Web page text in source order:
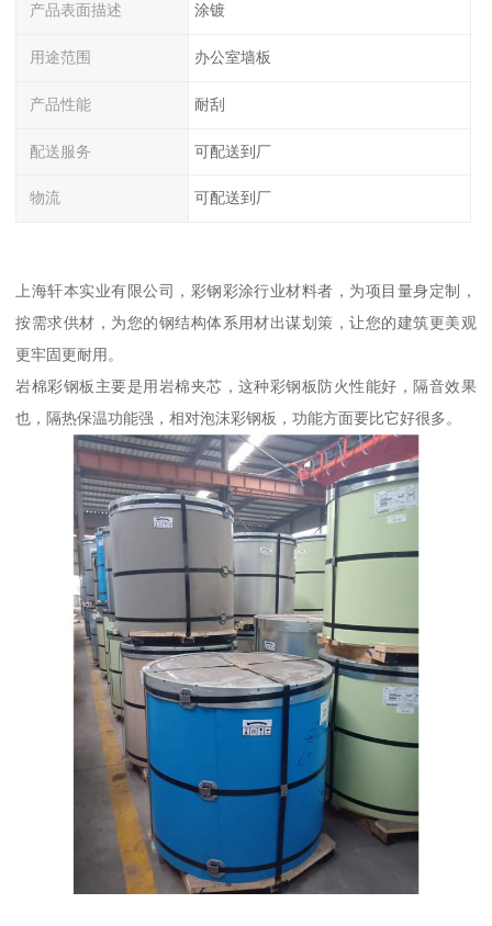
产品表面描述 涂镀
用途范围 办公室墙板
产品性能 耐刮
配送服务 可配送到厂
物流 可配送到厂
上海轩本实业有限公司，彩钢彩涂行业材料者，为项目量身定制，
按需求供材，为您的钢结构体系用材出谋划策，让您的建筑更美观
更牢固更耐用。
岩棉彩钢板主要是用岩棉夹芯，这种彩钢板防火性能好，隔音效果
也，隔热保温功能强，相对泡沫彩钢板，功能方面要比它好很多。